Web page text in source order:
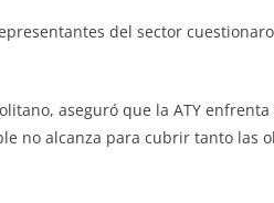
del sector
aseguró que la ATY
no alcanza para cubrir tanto las